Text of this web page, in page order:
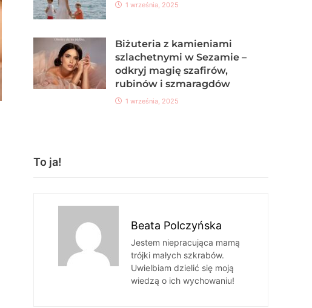
1 września, 2025
Biżuteria z kamieniami
szlachetnymi w Sezamie –
odkryj magię szafirów,
rubinów i szmaragdów
1 września, 2025
To ja!
Beata Polczyńska
Jestem niepracująca mamą
trójki małych szkrabów.
Uwielbiam dzielić się moją
wiedzą o ich wychowaniu!